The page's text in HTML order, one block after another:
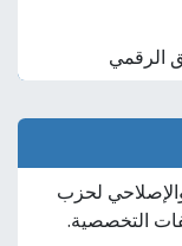
لحزب
التخصصية.